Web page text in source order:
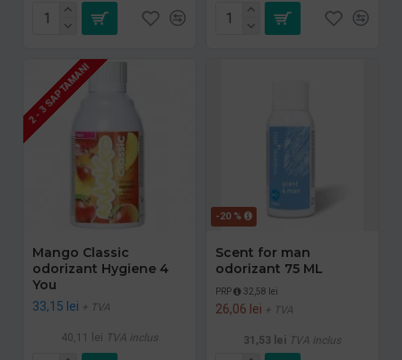
2 - 3 SAPTAMANI
Mango Classic
odorizant Hygiene 4
You
33,15 lei + TVA
40,11 lei TVA inclus
-20 %
Scent for man
odorizant 75 ML
PRP 32,58 lei
26,06 lei + TVA
31,53 lei TVA inclus